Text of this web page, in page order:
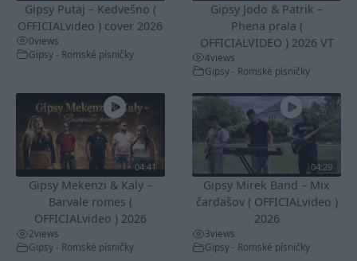
Gipsy Putaj – Kedvešno (
OFFICIALvideo ) cover 2026
0views
Gipsy - Romské písničky
Gipsy Jodo & Patrik –
Phena prala (
OFFICIALVIDEO ) 2026 VT
4views
Gipsy - Romské písničky
04:41
Gipsy Mekenzi & Kaly –
Barvale romes (
OFFICIALvideo ) 2026
2views
Gipsy - Romské písničky
04:29
Gipsy Mirek Band – Mix
čardašov ( OFFICIALvideo )
2026
3views
Gipsy - Romské písničky